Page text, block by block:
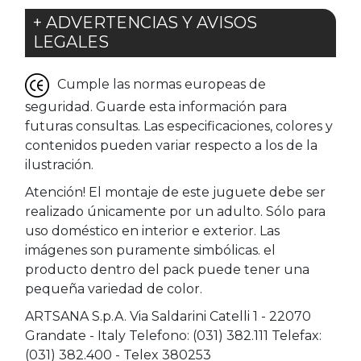
+ ADVERTENCIAS Y AVISOS
LEGALES
Cumple las normas europeas de
seguridad. Guarde esta información para
futuras consultas. Las especificaciones, colores y
contenidos pueden variar respecto a los de la
ilustración.
Atención! El montaje de este juguete debe ser
realizado únicamente por un adulto. Sólo para
uso doméstico en interior e exterior. Las
imágenes son puramente simbólicas. el
producto dentro del pack puede tener una
pequeña variedad de color.
ARTSANA S.p.A. Via Saldarini Catelli 1 - 22070
Grandate - Italy Telefono: (031) 382.111 Telefax:
(031) 382.400 - Telex 380253